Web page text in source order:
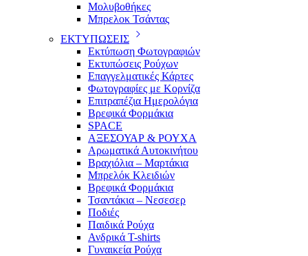
Μολυβοθήκες
Μπρελοκ Τσάντας
ΕΚΤΥΠΩΣΕΙΣ
Εκτύπωση Φωτογραφιών
Εκτυπώσεις Ρούχων
Επαγγελματικές Κάρτες
Φωτογραφίες με Κορνίζα
Επιτραπέζια Ημερολόγια
Βρεφικά Φορμάκια
SPACE
ΑΞΕΣΟΥΑΡ & ΡΟΥΧΑ
Αρωματικά Αυτοκινήτου
Βραχιόλια – Μαρτάκια
Μπρελόκ Κλειδιών
Βρεφικά Φορμάκια
Τσαντάκια – Νεσεσερ
Ποδιές
Παιδικά Ρούχα
Ανδρικά T-shirts
Γυναικεία Ρούχα